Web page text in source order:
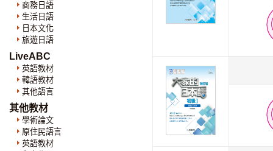
商務日語
生活日語
日本文化
旅遊日語
LiveABC
英語教材
韓語教材
其他語言
其他教材
學術論文
原住民語言
英語教材